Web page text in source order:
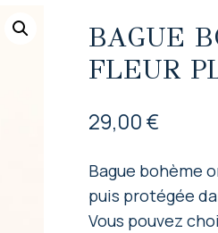
BAGUE
FLEUR
29,00€
Bague bohème
puis protégée
Vous pouvez